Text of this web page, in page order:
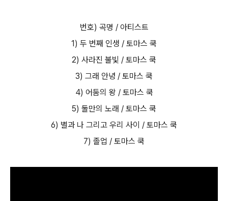
번호) 곡명 / 아티스트
1) 두 번째 인생 / 토마스 쿡
2) 사라진 불빛 / 토마스 쿡
3) 그래 안녕 / 토마스 쿡
4) 어둠의 왕 / 토마스 쿡
5) 둘만의 노래 / 토마스 쿡
6) 별과 나 그리고 우리 사이 / 토마스 쿡
7) 졸업 / 토마스 쿡